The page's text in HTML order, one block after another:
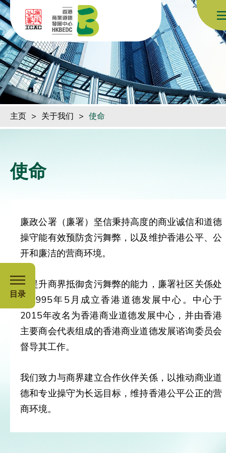
跳到内容（按回车键）
主页 > 关于我们 > 使命
目录
使命
廉政公署（廉署）坚信秉持高度的商业诚信和道德
操守能有效预防贪污舞弊，以及维护香港公平、公
开和廉洁的营商环境。
为提升商界抵御贪污舞弊的能力，廉署社区关係处
于1995年5月成立香港道德发展中心。中心于
2015年改名为香港商业道德发展中心，并由香港
主要商会代表组成的香港商业道德发展谘询委员会
督导其工作。
我们致力与商界建立合作伙伴关係，以推动商业道
德和专业操守为长远目标，维持香港公平公正的营
商环境。